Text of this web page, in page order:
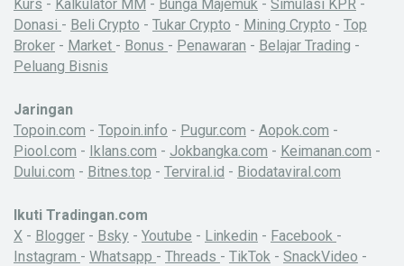
Kurs - Kalkulator MM - Bunga Majemuk - Simulasi KPR -
Donasi - Beli Crypto - Tukar Crypto - Mining Crypto - Top
Broker - Market - Bonus - Penawaran - Belajar Trading -
Peluang Bisnis
Jaringan
Topoin.com - Topoin.info - Pugur.com - Aopok.com -
Piool.com - Iklans.com - Jokbangka.com - Keimanan.com -
Dului.com - Bitnes.top - Terviral.id - Biodataviral.com
Ikuti Tradingan.com
X - Blogger - Bsky - Youtube - Linkedin - Facebook -
Instagram - Whatsapp - Threads - TikTok - SnackVideo -